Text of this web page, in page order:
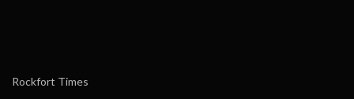
Rockfort Times